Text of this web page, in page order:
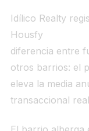
Idílico Realty
Housfy
diferencia entre
otros barrios: el
eleva la media
transaccional